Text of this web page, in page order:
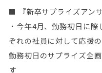
■ 『新卒サプライズアン
・今年4月、勤務初日に
ぞれの社員に対して応援
勤務初日のサプライズ企
す